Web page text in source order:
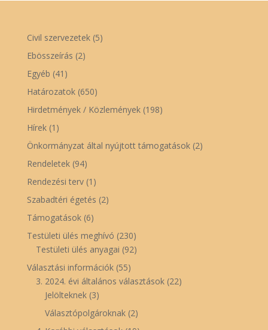
Civil szervezetek(5)
Ebösszeírás (2)
Egyéb (41)
Határozatok(650)
Hirdetmények / Közlemények(198)
Hírek(1)
Önkormányzat által nyújtott támogatások(2)
Rendeletek(94)
Rendezési terv(1)
Szabadtéri égetés (2)
Támogatások(6)
Testületi ülés meghívó (230)
Testületi ülés anyagai (92)
Választási információk(55)
3. 2024. évi általános választások(22)
Jelölteknek(3)
Választópolgároknak(2)